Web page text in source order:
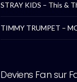
STRAY KIDS – This &
TIMMY TRUMPET –
Deviens Fan sur